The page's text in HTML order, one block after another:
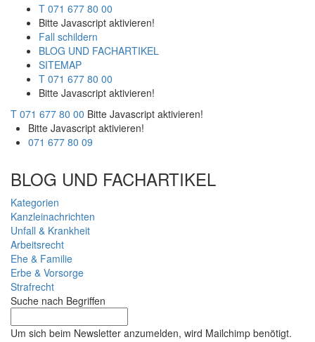
T 071 677 80 00
Bitte Javascript aktivieren!
Fall schildern
BLOG UND FACHARTIKEL
SITEMAP
T 071 677 80 00
Bitte Javascript aktivieren!
T 071 677 80 00 Bitte Javascript aktivieren!
Bitte Javascript aktivieren!
071 677 80 09
BLOG UND FACHARTIKEL
Kategorien
Kanzleinachrichten
Unfall & Krankheit
Arbeitsrecht
Ehe & Familie
Erbe & Vorsorge
Strafrecht
Suche nach Begriffen
Um sich beim Newsletter anzumelden, wird Mailchimp benötigt.